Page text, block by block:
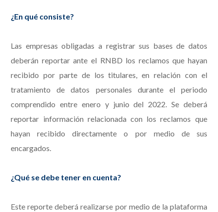
¿En qué consiste?
Las empresas obligadas a registrar sus bases de datos
deberán reportar ante el RNBD los reclamos que hayan
recibido por parte de los titulares, en relación con el
tratamiento de datos personales durante el periodo
comprendido entre enero y junio del 2022. Se deberá
reportar información relacionada con los reclamos que
hayan recibido directamente o por medio de sus
encargados.
¿Qué se debe tener en cuenta?
Este reporte deberá realizarse por medio de la plataforma